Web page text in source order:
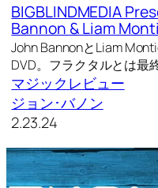
BIGBLINDMEDIA
Bannon & Liam
John BannonとLiam
DVD。フラクタルとは最
マジックレビュー
ジョン･バノン
2.23.24